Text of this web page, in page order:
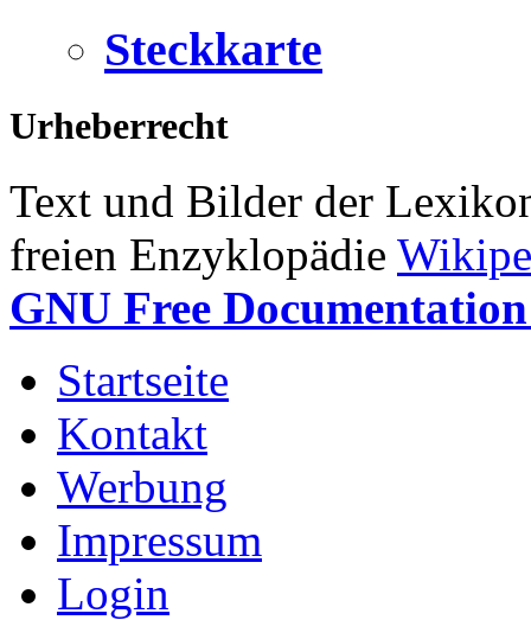
Steckkarte
Urheberrecht
Text und Bilder der
freien Enzyklopädie
GNU Free
Startseite
Kontakt
Werbung
Impressum
Login